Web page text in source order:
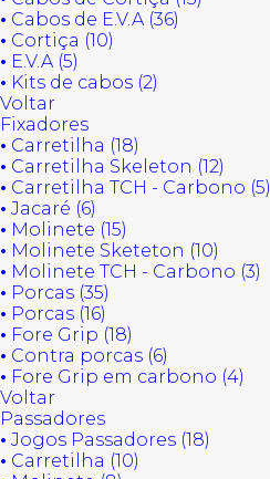
• Cabos de E.V.A (36)
• Cortiça (10)
• E.V.A (5)
• Kits de cabos (2)
Voltar
Fixadores
• Carretilha (18)
• Carretilha Skeleton (12)
• Carretilha TCH - Carbono (5)
• Jacaré (6)
• Molinete (15)
• Molinete Sketeton (10)
• Molinete TCH - Carbono (3)
• Porcas (35)
• Porcas (16)
• Fore Grip (18)
• Contra porcas (6)
• Fore Grip em carbono (4)
Voltar
Passadores
• Jogos Passadores (18)
• Carretilha (10)